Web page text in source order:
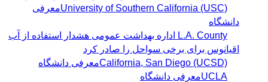
University of Southern California (USC)معرفی
دانشگاه
L.A. County اداره بهداشت عمومی هشدار استفاده از آب
اقیانوس برای برخی سواحل را صادر کرد
California, San Diego (UCSD)معرفی دانشگاه
UCLAمعرفی دانشگاه